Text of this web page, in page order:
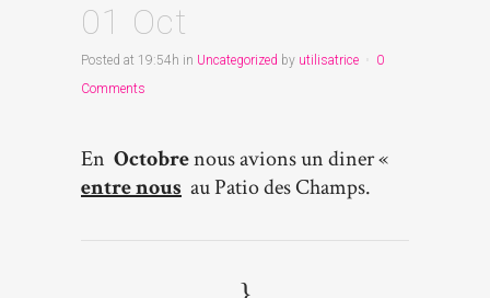
01 Oct
Posted at 19:54h in Uncategorized by utilisatrice
0
Comments
En Octobrenous avions un diner «
entre nous au Patio des Champs.